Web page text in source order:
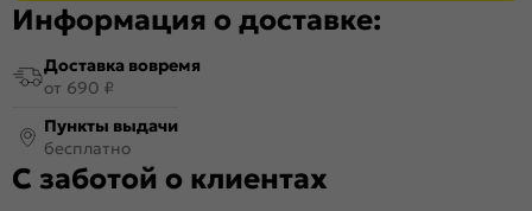
Информация о доставке:
Доставка вовремя
от 690 ₽
Пункты выдачи
бесплатно
С заботой о клиентах